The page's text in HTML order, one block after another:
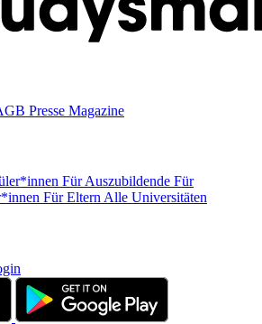
Presse Magazine
Für Auszubildende Für
Für Eltern Alle Universitäten